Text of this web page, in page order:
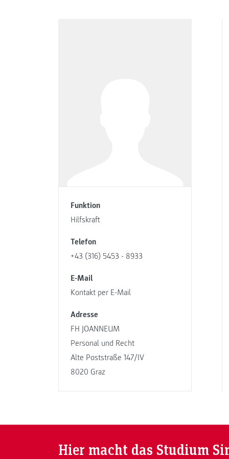
Funktion
Hilfskraft
Telefon
+43 (316) 5453 - 8933
E-Mail
Kontakt per E-Mail
Adresse
FH JOANNEUM
Personal und Recht
Alte Poststraße 147/IV
8020 Graz
Hier macht das Studium